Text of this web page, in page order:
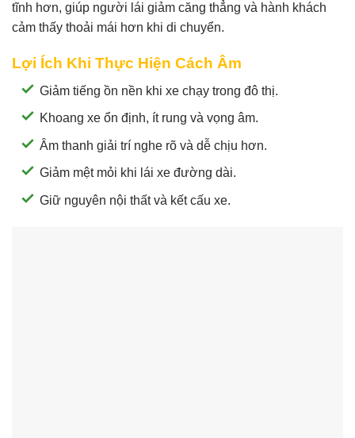
tĩnh hơn, giúp người lái giảm căng thẳng và hành khách
cảm thấy thoải mái hơn khi di chuyển.
Lợi Ích Khi Thực Hiện Cách Âm
Giảm tiếng ồn nền khi xe chạy trong đô thị.
Khoang xe ổn định, ít rung và vọng âm.
Âm thanh giải trí nghe rõ và dễ chịu hơn.
Giảm mệt mỏi khi lái xe đường dài.
Giữ nguyên nội thất và kết cấu xe.